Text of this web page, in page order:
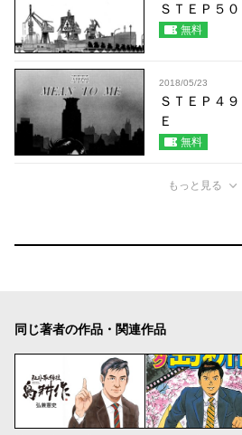
ＳＴＥＰ５
無料
2018/05/23
ＳＴＥＰ
Ｅ
無料
もっと見る
同じ著者の作品・関連作品